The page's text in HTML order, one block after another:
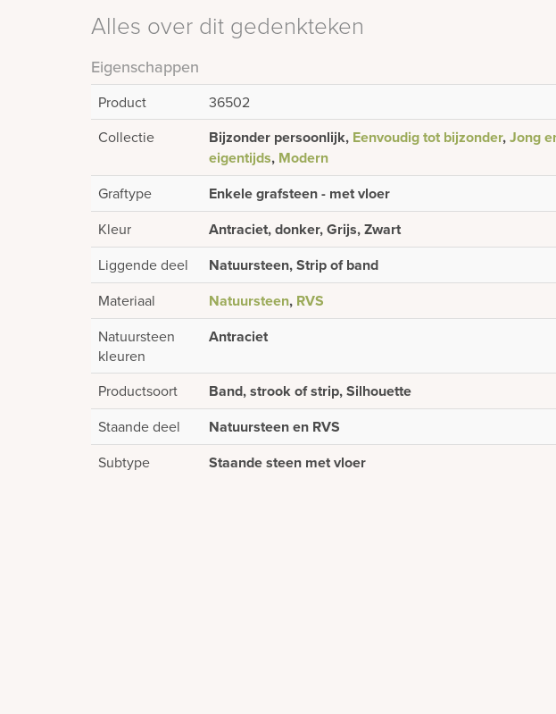
Alles over dit gedenkteken
Eigenschappen
Product
36502
Collectie
Bijzonder persoonlijk, Eenvoudig tot bijzonder,Jong
eigentijds, Modern
Graftype Enkele grafsteen - met vloer
Kleur Antraciet, donker, Grijs, Zwart
Liggende deel Natuursteen, Strip of band
Materiaal Natuursteen, RVS
Natuursteen
kleuren
Antraciet
Productsoort Band, strook of strip, Silhouette
Staande deel Natuursteen en RVS
Subtype Staande steen met vloer